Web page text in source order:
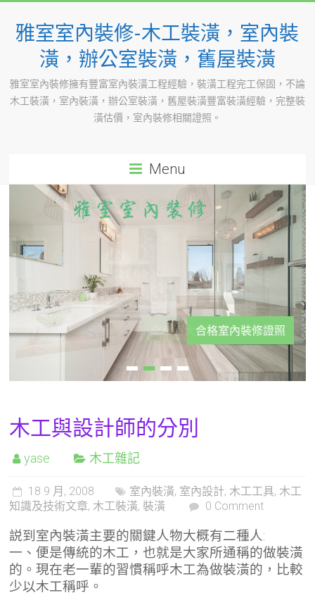
content
雅室室內裝修-木工裝潢，室內裝
潢，辦公室裝潢，舊屋裝潢
雅室室內裝修擁有豐富室內裝潢工程經驗，裝潢工程完工保固，不論
木工裝潢，室內裝潢，辦公室裝潢，舊屋裝潢豐富裝潢經驗，完整裝
潢估價，室內裝修相關證照。
Menu
合格室內裝修證照
木工與設計師的分別
yase 木工雜記
18 9 月, 2008 室內裝潢, 室內設計, 木工工具, 木工
知識及技術文章, 木工裝潢, 裝潢 0 Comment
説到室內裝潢主要的關鍵人物大概有二種人:
一、便是傳統的木工，也就是大家所通稱的做裝潢
的。現在老一輩的習慣稱呼木工為做裝潢的，比較
少以木工稱呼。